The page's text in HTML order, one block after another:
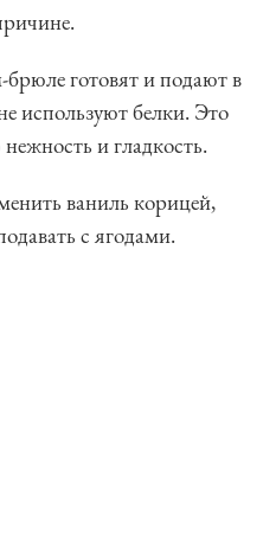
готовят и подают в
используют белки. Это
и гладкость.
ваниль корицей,
с ягодами.